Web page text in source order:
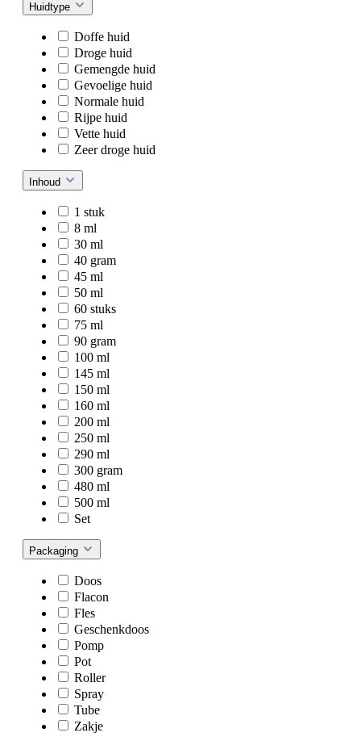
Huidtype
Doffe huid
Droge huid
Gemengde huid
Gevoelige huid
Normale huid
Rijpe huid
Vette huid
Zeer droge huid
Inhoud
1 stuk
8 ml
30 ml
40 gram
45 ml
50 ml
60 stuks
75 ml
90 gram
100 ml
145 ml
150 ml
160 ml
200 ml
250 ml
290 ml
300 gram
480 ml
500 ml
Set
Packaging
Doos
Flacon
Fles
Geschenkdoos
Pomp
Pot
Roller
Spray
Tube
Zakje